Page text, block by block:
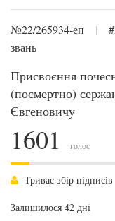
№22/265934-еп |
звань
Присвоєння
(посмертно)
Євгеновичу
1601 голос
Триває збір підписів
Залишилося 42 дні